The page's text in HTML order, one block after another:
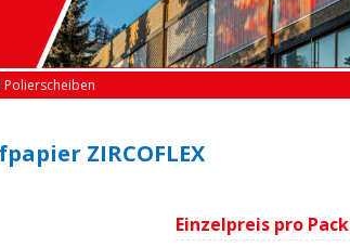
Polierscheiben
ZIRCOFLEX
Einzelpreis pro Pack